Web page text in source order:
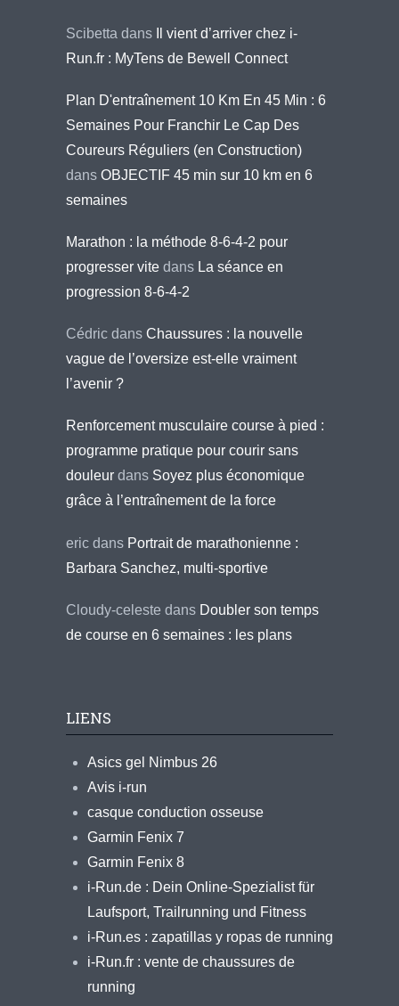
Scibetta dans
Il vient d’arriver chez i-
Run.fr : MyTens de Bewell Connect
Plan D'entraînement 10 Km En 45 Min : 6
Semaines Pour Franchir Le Cap Des
Coureurs Réguliers (en Construction)
dans OBJECTIF 45 min sur 10 km en 6
semaines
Marathon : la méthode 8-6-4-2 pour
progresser vite dans La séance en
progression 8-6-4-2
Cédric dans Chaussures : la nouvelle
vague de l’oversize est-elle vraiment
l’avenir ?
Renforcement musculaire course à pied :
programme pratique pour courir sans
douleur dans Soyez plus économique
grâce à l’entraînement de la force
eric dans Portrait de marathonienne :
Barbara Sanchez, multi-sportive
Cloudy-celeste dans Doubler son temps
de course en 6 semaines : les plans
LIENS
Asics gel Nimbus 26
Avis i-run
casque conduction osseuse
Garmin Fenix 7
Garmin Fenix 8
i-Run.de : Dein Online-Spezialist für
Laufsport, Trailrunning und Fitness
i-Run.es : zapatillas y ropas de running
i-Run.fr : vente de chaussures de
running